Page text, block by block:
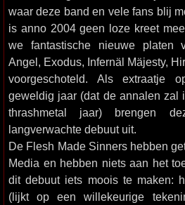
waar deze band en vele fans blij
is anno 2004 geen loze kreet
we fantastische nieuwe platen
Angel, Exodus, Infernäl Mäjesty,
voorgeschoteld. Als extraatje
geweldig jaar (dat de annalen zal
thrashmetal jaar) brengen
langverwachte debuut uit.
De Flesh Made Sinners hebben
Media en hebben niets aan het
dit debuut iets moois te maken:
(lijkt op een willekeurige